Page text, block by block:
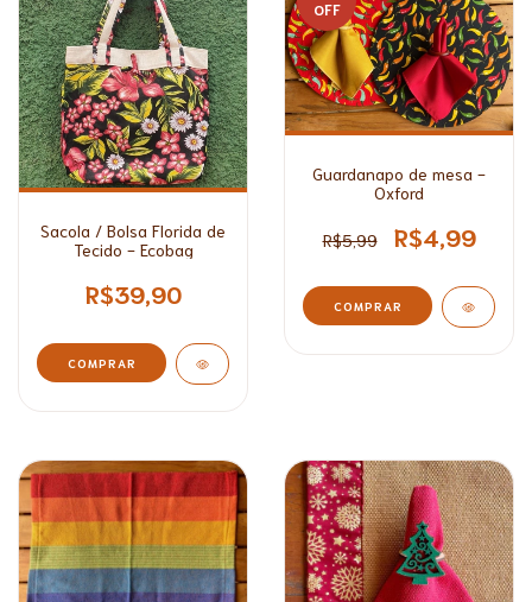
Sacola / Bolsa Florida de
Tecido - Ecobag
R$39,90
COMPRAR
OFF
Guardanapo de mesa -
Oxford
R$5,99 R$4,99
COMPRAR